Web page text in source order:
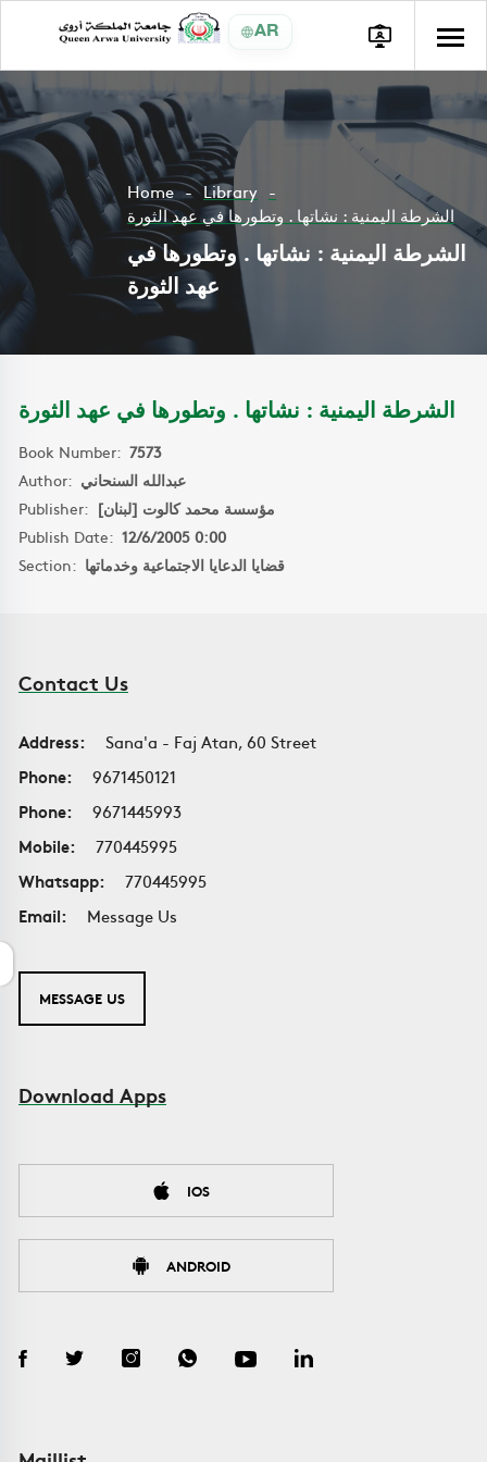
AR
Home
Library
الشرطة اليمنية : نشاتها . وتطورها في عهد الثورة
الشرطة اليمنية : نشاتها . وتطورها في
عهد الثورة
الشرطة اليمنية : نشاتها . وتطورها في عهد الثورة
Book Number: 7573
Author: عبدالله السنحاني
Publisher: مؤسسة محمد كالوت [لبنان]
Publish Date: 12/6/2005 0:00
Section: قضايا الدعايا الاجتماعية وخدماتها
Contact Us
Address:
Sana'a - Faj Atan, 60 Street
Phone:
9671450121
Phone:
9671445993
Mobile:
770445995
Whatsapp:
770445995
Email:
Message Us
MESSAGE US
Download Apps
IOS
ANDROID